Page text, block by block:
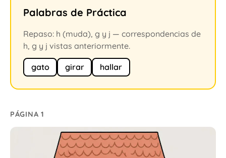
Palabras de Práctica
Repaso: h (muda), g y j — correspondencias de
h, g y j vistas anteriormente.
gato girar hallar
PÁGINA 1